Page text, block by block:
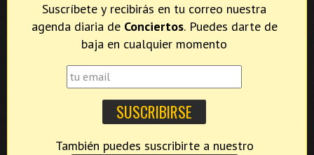
Suscríbete y recibirás en tu correo nuestra
agenda diaria de Conciertos. Puedes darte de
baja en cualquier momento